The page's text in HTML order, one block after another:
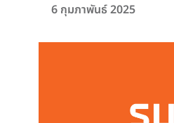
6 กุมภาพันธ์ 2025